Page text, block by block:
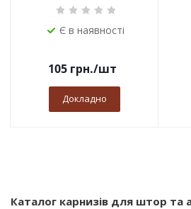
Є в наявності
105грн./шт
Докладно
Каталог карнизів для штор та